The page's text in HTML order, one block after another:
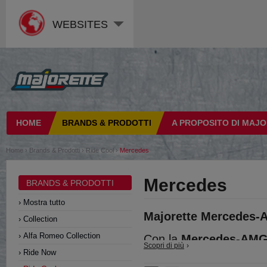
WEBSITES
HOME BRANDS & PRODOTTI A PROPOSITO DI
Home › Brands & Prodotti › Ride Cool › Mercedes
BRANDS & PRODOTTI
Mostra tutto
Collection
Alfa Romeo Collection
Ride Now
Mercedes
Majorette Mercedes-
Con la Mercedes-
Scopri di più